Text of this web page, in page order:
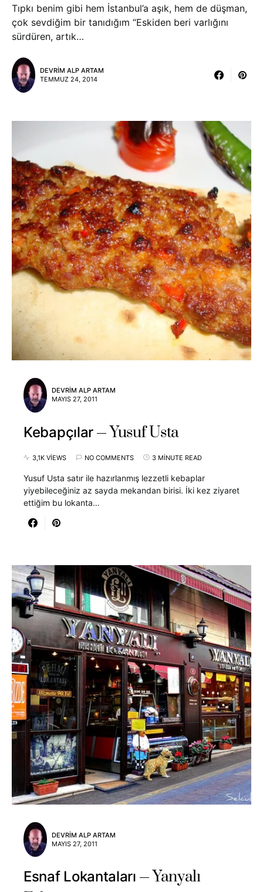
Tıpkı benim gibi hem İstanbul’a aşık, hem de düşman,
çok sevdiğim bir tanıdığım “Eskiden beri varlığını
sürdüren, artık…
DEVRIM ALP ARTAM
TEMMUZ 24, 2014
DEVRIM ALP ARTAM
MAYIS 27, 2011
Kebapçılar Yusuf Usta
3,1K VIEWS NO COMMENTS 3 MINUTE READ
Yusuf Usta satır ile hazırlanmış lezzetli kebaplar
yiyebileceğiniz az sayda mekandan birisi. İki kez ziyaret
ettiğim bu lokanta…
DEVRIM ALP ARTAM
MAYIS 27, 2011
Esnaf Lokantaları
Yanyalı